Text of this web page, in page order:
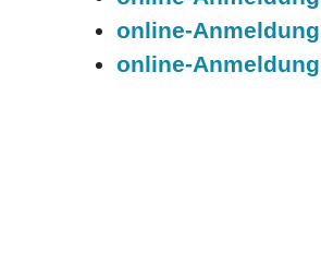
online-
online-